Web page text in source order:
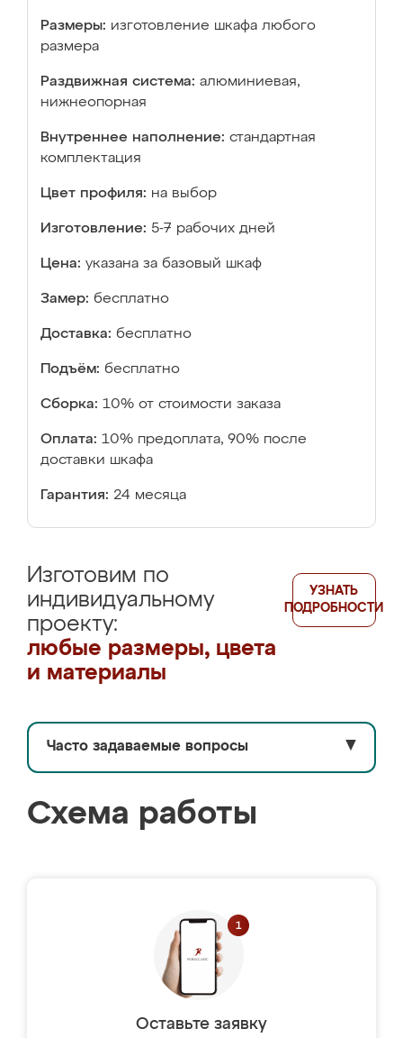
Размеры: изготовление шкафа любого
размера
Раздвижная система: алюминиевая,
нижнеопорная
Внутреннее наполнение: стандартная
комплектация
Цвет профиля: на выбор
Изготовление: 5-7 рабочих дней
Цена: указана за базовый шкаф
Замер: бесплатно
Доставка: бесплатно
Подъём: бесплатно
Сборка: 10% от стоимости заказа
Оплата: 10% предоплата, 90% после
доставки шкафа
Гарантия: 24 месяца
Изготовим по
индивидуальному
проекту:
любые размеры, цвета
и материалы
УЗНАТЬ
ПОДРОБНОСТИ
Часто задаваемые вопросы ▼
Схема работы
Оставьте заявку